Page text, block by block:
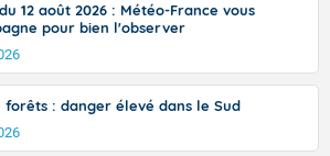
12 août 2026 : Météo-France vous
pour bien l'observer
forêts : danger élevé dans le Sud